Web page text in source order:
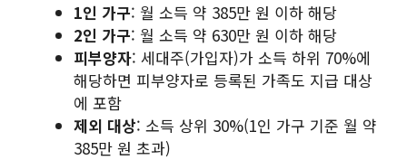
1인 가구: 월 소득 약 385만 원 이하 해당
2인 가구: 월 소득 약 630만 원 이하 해당
피부양자: 세대주(가입자)가 소득 하위 70%에
해당하면 피부양자로 등록된 가족도 지급 대상
에 포함
제외 대상: 소득 상위 30%(1인 가구 기준 월 약
385만 원 초과)